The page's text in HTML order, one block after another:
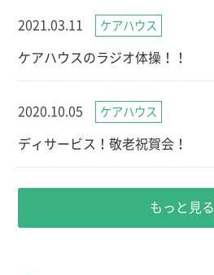
2021.03.11 ケアハウス
ケアハウスのラジオ体操！！
2020.10.05 ケアハウス
ディサービス！敬老祝賀会！
もっと見る